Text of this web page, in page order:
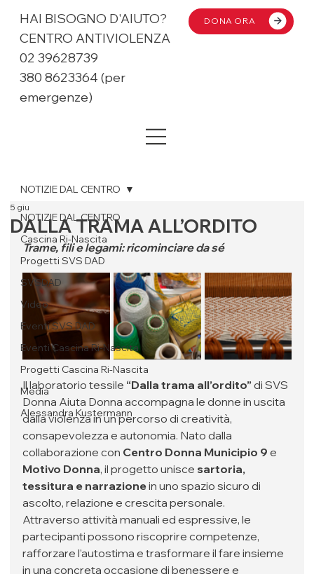
HAI BISOGNO D'AIUTO?
CENTRO ANTIVIOLENZA
02 39628739
380 8623364 (per
emergenze)
DONA ORA
NOTIZIE DAL CENTRO
Cascina Ri-Nascita
Progetti SVS DAD
SVSDAD
Video
Eventi SVS DAD
Eventi Cascina Ri-Nascita
Progetti Cascina Ri-Nascita
Media
Alessandra Kustermann
NOTIZIE DAL CENTRO
DALLA TRAMA ALL’ORDITO
5 giu
Trame, fili e legami: ricominciare da sé
Il laboratorio tessile “Dalla trama all’ordito” di SVS
Donna Aiuta Donna accompagna le donne in uscita
dalla violenza in un percorso di creatività,
consapevolezza e autonomia. Nato dalla
collaborazione con Centro Donna Municipio 9 e
Motivo Donna, il progetto unisce sartoria,
tessitura e narrazione in uno spazio sicuro di
ascolto, relazione e crescita personale.
Attraverso attività manuali ed espressive, le
partecipanti possono riscoprire competenze,
rafforzare l’autostima e trasformare il fare insieme
in una concreta occasione di benessere e